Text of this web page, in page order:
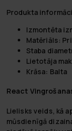
Produkta
Izmontēta
Matēriāls:
Staba
Lietotāja
Krāsa: Balta
React
Lielisks veids, kā
mūsdienīgā